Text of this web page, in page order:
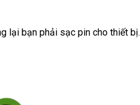
lại bạn phải sạc pin cho thiết bị.